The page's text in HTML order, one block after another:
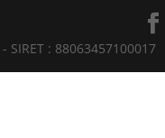
: 88063457100017